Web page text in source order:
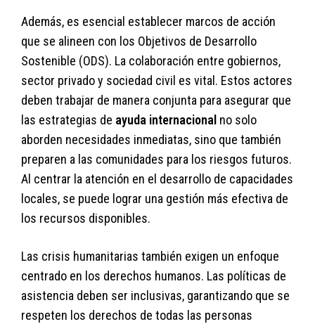
Además, es esencial establecer marcos de acción
que se alineen con los Objetivos de Desarrollo
Sostenible (ODS). La colaboración entre gobiernos,
sector privado y sociedad civil es vital. Estos actores
deben trabajar de manera conjunta para asegurar que
las estrategias de ayuda internacional no solo
aborden necesidades inmediatas, sino que también
preparen a las comunidades para los riesgos futuros.
Al centrar la atención en el desarrollo de capacidades
locales, se puede lograr una gestión más efectiva de
los recursos disponibles.
Las crisis humanitarias también exigen un enfoque
centrado en los derechos humanos. Las políticas de
asistencia deben ser inclusivas, garantizando que se
respeten los derechos de todas las personas